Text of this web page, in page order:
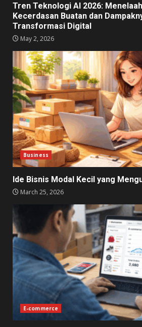
Tren Teknologi AI 2026:
Kecerdasan Buatan dan
Transformasi Digital
May 2, 2026
Business
Ide Bisnis Modal Kecil yang
March 25, 2026
E-commerce